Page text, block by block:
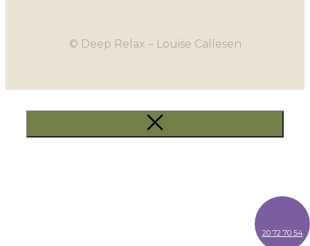
© Deep Relax – Louise Callesen
20 72 70 54